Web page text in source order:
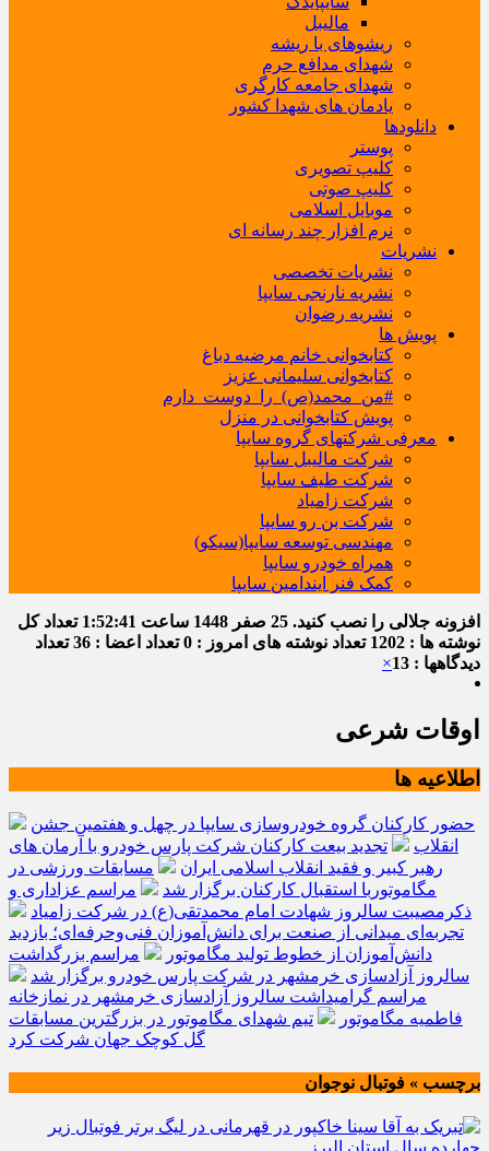
مالیبل
ریشوهای با ریشه
شهدای مدافع حرم
شهدای جامعه کارگری
یادمان های شهدا کشور
دانلودها
پوستر
کلیپ تصویری
کلیپ صوتی
موبایل اسلامی
نرم افزار چند رسانه ای
نشریات
نشریات تخصصی
نشریه نارنجی سایپا
نشریه رضوان
پویش ها
کتابخوانی خانم مرضیه دباغ
کتابخوانی سلیمانی عزیز
#من_محمد(ص)_را_دوست_دارم
پویش کتابخوانی در منزل
معرفی شرکتهای گروه سایپا
شرکت مالیبل سایپا
شرکت طیف سایپا
شرکت زامیاد
شرکت بن رو سایپا
مهندسی توسعه سایپا(سیکو)
همراه خودرو سایپا
کمک فنر ایندامین سایپا
افزونه جلالی را نصب کنید. 25 صفر 1448 ساعت 1:52:41 تعداد کل
نوشته ها : 1202
تعداد نوشته های امروز : 0 تعداد اعضا : 36
تعداد
دیدگاهها : 13
×
اوقات شرعی
اطلاعیه ها
حضور کارکنان گروه خودروسازی سایپا در چهل و هفتمین جشن
انقلاب
تجدید بیعت کارکنان شرکت پارس خودرو با آرمان های
رهبر کبیر و فقید انقلاب اسلامی ایران
مسابقات ورزشی در
مگاموتوربا استقبال کارکنان برگزار شد
مراسم عزاداری و
ذکرمصیبت سالروز شهادت امام محمدتقی(ع) در شرکت زامیاد
تجربه‌ای میدانی از صنعت برای دانش‌آموزان فنی‌وحرفه‌ای؛ بازدید
دانش‌آموزان از خطوط تولید مگاموتور
مراسم بزرگداشت
سالروز آزادسازی خرمشهر در شرکت پارس خودرو برگزار شد
مراسم گرامیداشت سالروز آزادسازی خرمشهر در نمازخانه
فاطمیه مگاموتور
تیم شهدای مگاموتور در بزرگترین مسابقات
گل کوچک جهان شرکت کرد
برچسب » فوتبال نوجوان